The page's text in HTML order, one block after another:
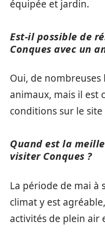
équipée et jardin.
Est-il possible de
Conques avec un
Oui, de
animaux, mais il est
conditions sur le
Quand est la
visiter Conques ?
La période de mai à
climat y est
activités de plein air